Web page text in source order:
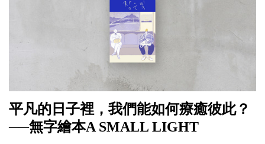
平凡的日子裡，我們能如何療癒彼此？
──無字繪本A SMALL LIGHT